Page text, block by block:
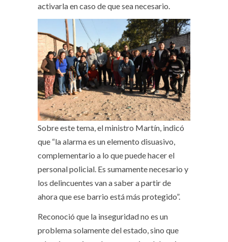
activarla en caso de que sea necesario.
Sobre este tema, el ministro Martín, indicó
que “la alarma es un elemento disuasivo,
complementario a lo que puede hacer el
personal policial. Es sumamente necesario y
los delincuentes van a saber a partir de
ahora que ese barrio está más protegido”.
Reconoció que la inseguridad no es un
problema solamente del estado, sino que